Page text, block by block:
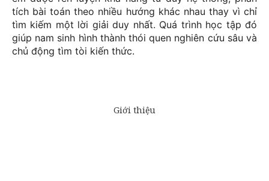
tích bài toán theo nhiều hướng khác nhau thay vì chỉ
tìm kiếm một lời giải duy nhất. Quá trình học tập đó
giúp nam sinh hình thành thói quen nghiên cứu sâu và
chủ động tìm tòi kiến thức.